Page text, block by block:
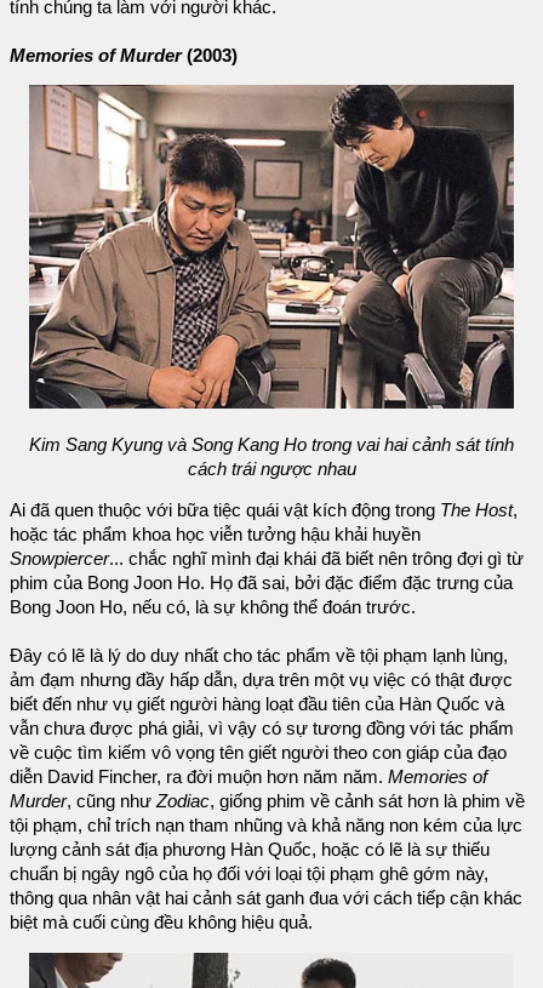
tính chúng ta làm với người khác.
Memories of Murder(2003)
Kim Sang Kyung và Song Kang Ho trong vai hai cảnh sát tính
cách trái ngược nhau
Ai đã quen thuộc với bữa tiệc quái vật kích động trong The Host,
hoặc tác phẩm khoa học viễn tưởng hậu khải huyền
Snowpiercer... chắc nghĩ mình đại khái đã biết nên trông đợi gì từ
phim của Bong Joon Ho. Họ đã sai, bởi đặc điểm đặc trưng của
Bong Joon Ho, nếu có, là sự không thể đoán trước.
Đây có lẽ là lý do duy nhất cho tác phẩm về tội phạm lạnh lùng,
ảm đạm nhưng đầy hấp dẫn, dựa trên một vụ việc có thật được
biết đến như vụ giết người hàng loạt đầu tiên của Hàn Quốc và
vẫn chưa được phá giải, vì vậy có sự tương đồng với tác phẩm
về cuộc tìm kiếm vô vọng tên giết người theo con giáp của đạo
diễn David Fincher, ra đời muộn hơn năm năm. Memories of
Murder, cũng như Zodiac, giống phim về cảnh sát hơn là phim về
tội phạm, chỉ trích nạn tham nhũng và khả năng non kém của lực
lượng cảnh sát địa phương Hàn Quốc, hoặc có lẽ là sự thiếu
chuẩn bị ngây ngô của họ đối với loại tội phạm ghê gớm này,
thông qua nhân vật hai cảnh sát ganh đua với cách tiếp cận khác
biệt mà cuối cùng đều không hiệu quả.